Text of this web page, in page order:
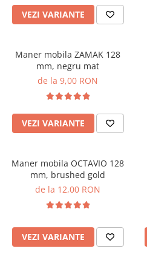
VEZI VARIANTE
Maner mobila ZAMAK 128
mm, negru mat
de la 9,00 RON
VEZI VARIANTE
Maner mobila OCTAVIO 128
mm, brushed gold
de la 12,00 RON
VEZI VARIANTE